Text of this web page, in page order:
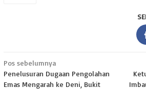
Navigasi
pos
Pos sebelumnya
Penelusuran Dugaan Pengolahan
Emas Mengarah ke Deni, Bukit